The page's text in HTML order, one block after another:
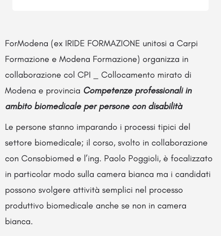
ForModena (ex IRIDE FORMAZIONE unitosi a Carpi
Formazione e Modena Formazione) organizza in
collaborazione col CPI _ Collocamento mirato di
Modena e provincia Competenze professionali in
ambito biomedicale per persone con disabilità
Le persone stanno imparando i processi tipici del
settore biomedicale; il corso, svolto in collaborazione
con Consobiomed e l’ing. Paolo Poggioli, è focalizzato
in particolar modo sulla camera bianca ma i candidati
possono svolgere attività semplici nel processo
produttivo biomedicale anche se non in camera
bianca.